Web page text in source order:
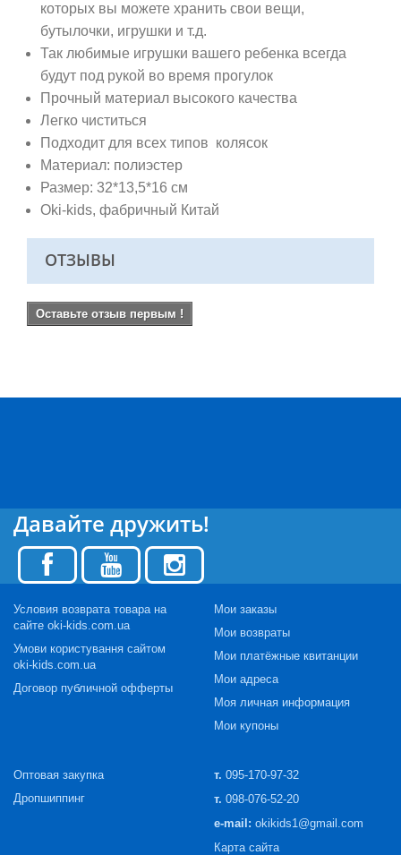
которых вы можете хранить свои вещи,
бутылочки, игрушки и т.д.
Так любимые игрушки вашего ребенка всегда
будут под рукой во время прогулок
Прочный материал высокого качества
Легко чиститься
Подходит для всех типов колясок
Материал: полиэстер
Размер: 32*13,5*16 см
Oki-kids, фабричный Китай
ОТЗЫВЫ
Оставьте отзыв первым !
Давайте дружить!
Условия возврата товара на
сайте oki-kids.com.ua
Умови користування сайтом
oki-kids.com.ua
Договор публичной офферты
Мои заказы
Мои возвраты
Мои платёжные квитанции
Мои адреса
Моя личная информация
Мои купоны
Оптовая закупка
Дропшиппинг
т. 095-170-97-32
т. 098-076-52-20
e-mail: okikids1@gmail.com
Карта сайта